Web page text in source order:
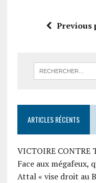
Previous
ARTICLES RÉCENTS
VICTOIRE CONTRE
Face aux mégafeux,
Attal « vise droit au